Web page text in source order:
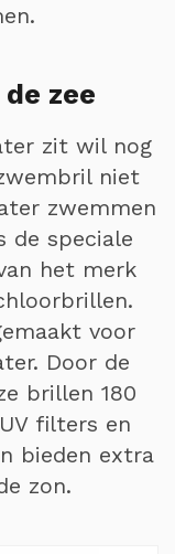
zee
zit wil nog
niet
zwemmen
de speciale
het merk
voor
Door de
brillen 180
filters en
bieden extra
zon.